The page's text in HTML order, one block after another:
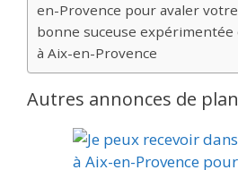
en-Provence pour avaler
bonne suceuse expérimentée
à Aix-en-Provence
Autres annonces de